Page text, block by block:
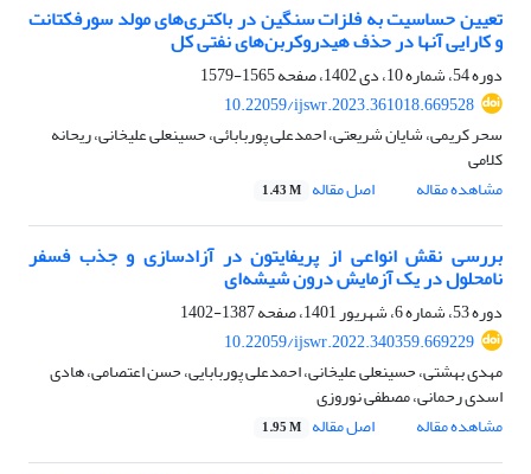
تعیین حساسیت به فلزات سنگین در باکتری‌های مولد سورفکتانت
و کارایی آنها در حذف هیدروکربن‌های نفتی کل
دوره 54، شماره 10، دی 1402، صفحه
1565-1579
10.22059/ijswr.2023.361018.669528
سحر کریمی، شایان شریعتی، احمدعلی پوربابائی، حسینعلی علیخانی، ریحانه
کلامی
مشاهده مقاله
اصل مقاله 1.43 M
بررسی نقش انواعی از پریفایتون در آزادسازی و جذب فسفر
نامحلول در یک آزمایش درون شیشه‌ای
دوره 53، شماره 6، شهریور 1401، صفحه
1387-1402
10.22059/ijswr.2022.340359.669229
مهدی بهشتی، حسینعلی علیخانی، احمدعلی پوربابایی، حسن اعتصامی، هادی
اسدی رحمانی، مصطفی نوروزی
مشاهده مقاله
اصل مقاله 1.95 M